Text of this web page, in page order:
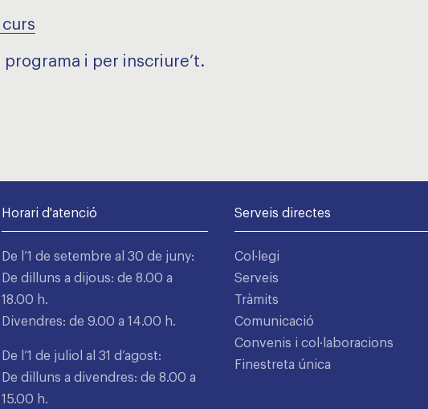
i per inscriure’t.
Horari d'atenció
De l’1 de setembre al 30 de juny:
De dilluns a dijous: de 8.00 a
18.00 h.
Divendres: de 9.00 a 14.00 h.
De l’1 de juliol al 31 d’agost:
De dilluns a divendres: de 8.00 a
15.00 h.
Serveis directes
Col·legi
Serveis
Tràmits
Comunicació
Convenis i col·laboracions
Finestreta única